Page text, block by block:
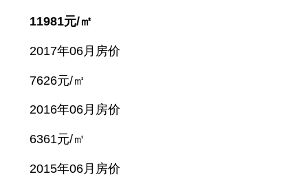
11981元/㎡
2017年06月房价
7626元/㎡
2016年06月房价
6361元/㎡
2015年06月房价